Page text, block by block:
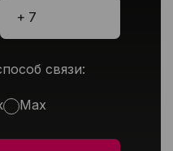
связи:
Max